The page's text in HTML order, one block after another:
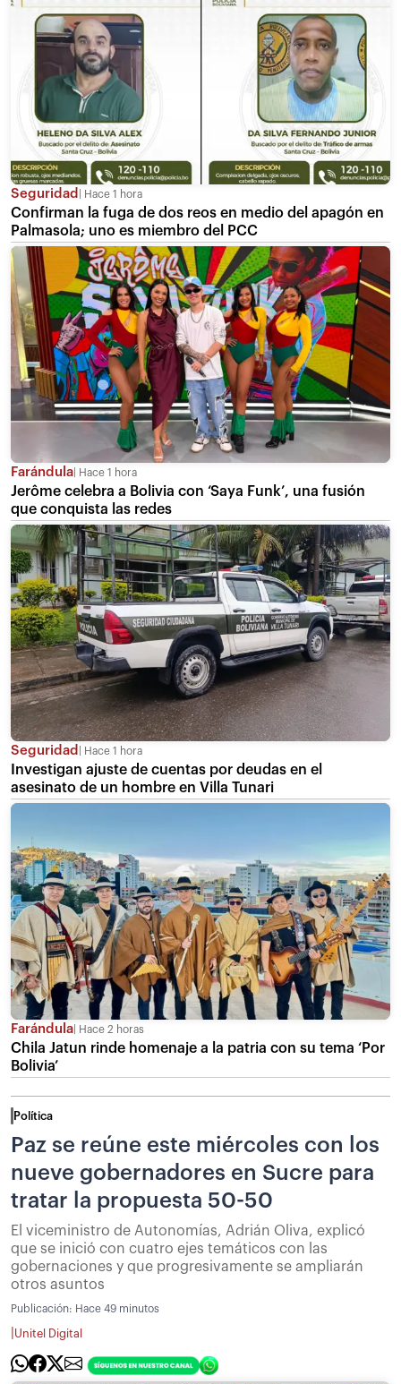
Seguridad Hace 1 hora
Confirman la fuga de dos reos en medio del apagón en
Palmasola; uno es miembro del PCC
Farándula Hace 1 hora
Jerôme celebra a Bolivia con ‘Saya Funk’, una fusión
que conquista las redes
Seguridad Hace 1 hora
Investigan ajuste de cuentas por deudas en el
asesinato de un hombre en Villa Tunari
Farándula Hace 2 horas
Chila Jatun rinde homenaje a la patria con su tema ‘Por
Bolivia’
Política
Paz se reúne este miércoles con los
nueve gobernadores en Sucre para
tratar la propuesta 50-50
El viceministro de Autonomías, Adrián Oliva, explicó
que se inició con cuatro ejes temáticos con las
gobernaciones y que progresivamente se ampliarán
otros asuntos
Publicación: Hace 49 minutos
Unitel Digital